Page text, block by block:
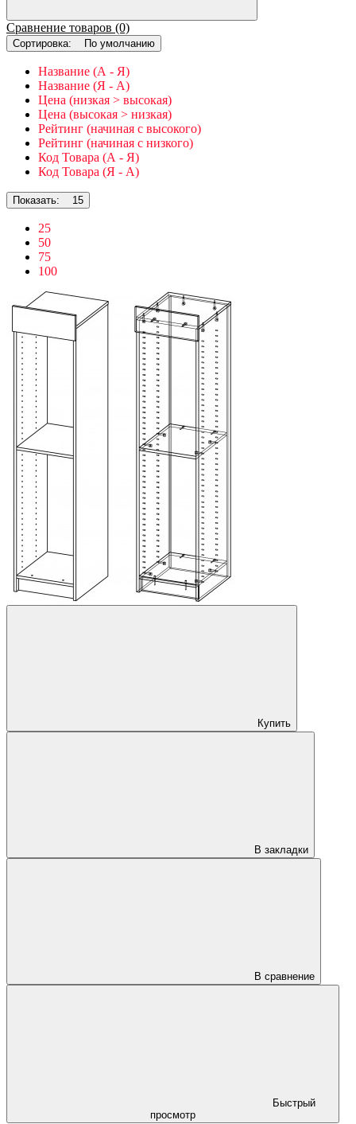
Сравнение товаров (0)
Сортировка: По умолчанию
Название (А - Я)
Название (Я - А)
Цена (низкая > высокая)
Цена (высокая > низкая)
Рейтинг (начиная с высокого)
Рейтинг (начиная с низкого)
Код Товара (А - Я)
Код Товара (Я - А)
Показать: 15
25
50
75
100
Купить
В закладки
В сравнение
Быстрый
просмотр